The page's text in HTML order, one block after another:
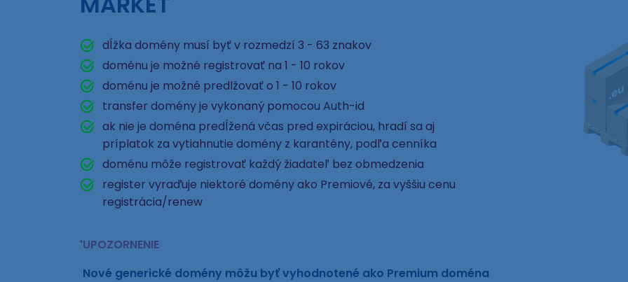
dĺžka domény musí byť v rozmedzí 3 - 63 znakov
doménu je možné registrovať na 1 - 10 rokov
doménu je možné predlžovať o 1 - 10 rokov
transfer domény je vykonaný pomocou Auth-id
ak nie je doména predĺžená včas pred expiráciou, hradí sa aj
príplatok za vytiahnutie domény z karantény, podľa cenníka
doménu môže registrovať každý žiadateľ bez obmedzenia
register vyraďuje niektoré domény ako Premiové, za vyššiu cenu
registrácia/renew
UPOZORNENIE
Nové generické domény môžu byť vyhodnotené ako Premium doména